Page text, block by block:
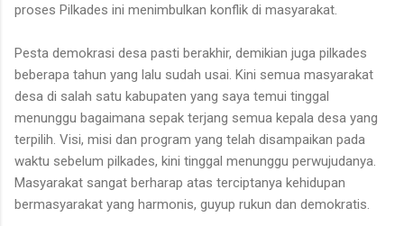
proses Pilkades ini menimbulkan konflik di masyarakat.
Pesta demokrasi desa pasti berakhir, demikian juga pilkades
beberapa tahun yang lalu sudah usai. Kini semua masyarakat
desa di salah satu kabupaten yang saya temui tinggal
menunggu bagaimana sepak terjang semua kepala desa yang
terpilih. Visi, misi dan program yang telah disampaikan pada
waktu sebelum pilkades, kini tinggal menunggu perwujudanya.
Masyarakat sangat berharap atas terciptanya kehidupan
bermasyarakat yang harmonis, guyup rukun dan demokratis.